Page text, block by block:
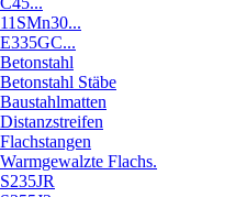
11SMn30...
E335GC...
Betonstahl
Betonstahl Stäbe
Baustahlmatten
Distanzstreifen
Flachstangen
Warmgewalzte Flachs.
S235JR